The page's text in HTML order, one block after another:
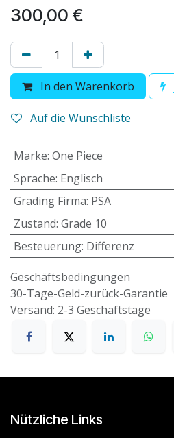
300,00 €
In den Warenkorb
Auf die Wunschliste
Marke: One Piece
Sprache: Englisch
Grading Firma: PSA
Zustand: Grade 10
Besteuerung: Differenz
Geschäftsbedingungen
30-Tage-Geld-zurück-Garantie
Versand: 2-3 Geschäftstage
Nützliche Links